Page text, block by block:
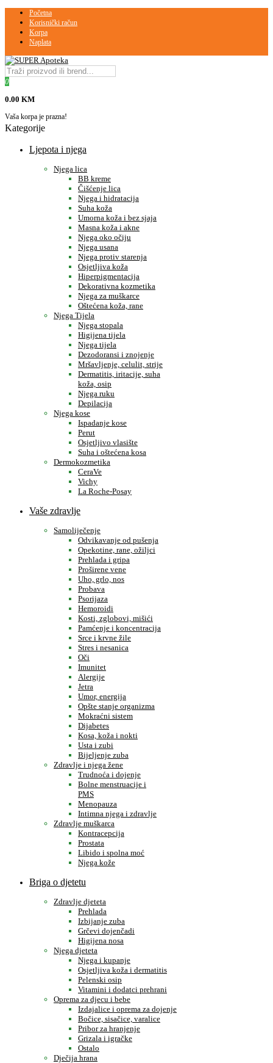
Početna
Korisnički račun
Korpa
Naplata
0
0.00 KM
Vaša korpa je prazna!
Kategorije
Ljepota i njega
Njega lica
BB kreme
Čišćenje lica
Njega i hidratacija
Suha koža
Umorna koža i bez sjaja
Masna koža i akne
Njega oko očiju
Njega usana
Njega protiv starenja
Osjetljiva koža
Hiperpigmentacija
Dekorativna kozmetika
Njega za muškarce
Oštećena koža, rane
Njega Tijela
Njega stopala
Higijena tijela
Njega tijela
Dezodoransi i znojenje
Mršavljenje, celulit, strije
Dermatitis, iritacije, suha
koža, osip
Njega ruku
Depilacija
Njega kose
Ispadanje kose
Perut
Osjetljivo vlasište
Suha i oštećena kosa
Dermokozmetika
CeraVe
Vichy
La Roche-Posay
Vaše zdravlje
Samoliječenje
Odvikavanje od pušenja
Opekotine, rane, ožiljci
Prehlada i gripa
Proširene vene
Uho, grlo, nos
Probava
Psorijaza
Hemoroidi
Kosti, zglobovi, mišići
Pamćenje i koncentracija
Srce i krvne žile
Stres i nesanica
Oči
Imunitet
Alergije
Jetra
Umor, energija
Opšte stanje organizma
Mokraćni sistem
Dijabetes
Kosa, koža i nokti
Usta i zubi
Bijeljenje zuba
Zdravlje i njega žene
Trudnoća i dojenje
Bolne menstruacije i
PMS
Menopauza
Intimna njega i zdravlje
Zdravlje muškarca
Kontracepcija
Prostata
Libido i spolna moć
Njega kože
Briga o djetetu
Zdravlje djeteta
Prehlada
Izbijanje zuba
Grčevi dojenčadi
Higijena nosa
Njega djeteta
Njega i kupanje
Osjetljiva koža i dermatitis
Pelenski osip
Vitamini i dodatci prehrani
Oprema za djecu i bebe
Izdajalice i oprema za dojenje
Bočice, sisačice, varalice
Pribor za hranjenje
Grizala i igračke
Ostalo
Dječija hrana